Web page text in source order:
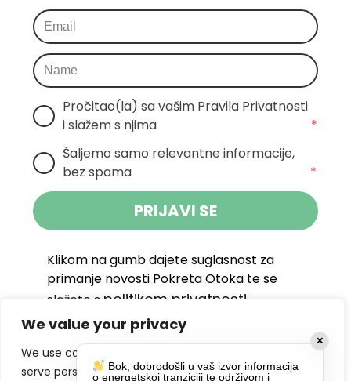
We value your privacy
We use cookies to enhance your browsing experience,
serve personalized ads or content, and analyze our
Pročitao(la) sa vašim Pravila Privatnosti
i slažem s njima
*
Šaljemo samo relevantne informacije,
bez spama
*
PRIJAVI SE
Klikom na gumb dajete suglasnost za
primanje novosti Pokreta Otoka te se
slažete s politikom privatnosti.
DRUŠTVENE MREŽE ✕
Bok, dobrodošli u vaš izvor informacija
o energetskoj tranziciji te održivom i